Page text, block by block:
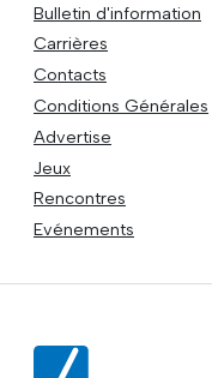
Bulletin d'information
Carrières
Contacts
Conditions Générales
Advertise
Jeux
Rencontres
Evénements